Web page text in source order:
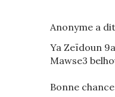
Anonyme a
Ya Zeïdoun
Mawse3
Bonne